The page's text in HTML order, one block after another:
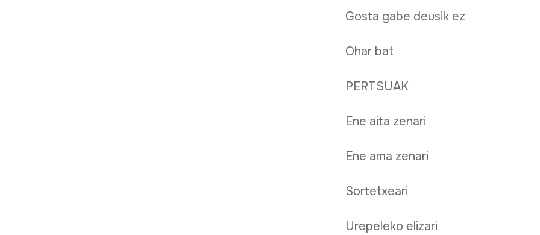
Gosta gabe deusik ez
Ohar bat
PERTSUAK
Ene aita zenari
Ene ama zenari
Sortetxeari
Urepeleko elizari